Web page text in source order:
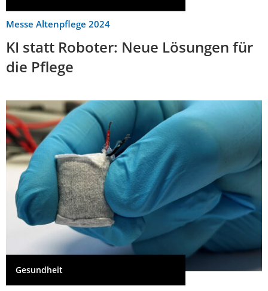
Messe Altenpflege 2024
KI statt Roboter: Neue Lösungen für
die Pflege
Gesundheit